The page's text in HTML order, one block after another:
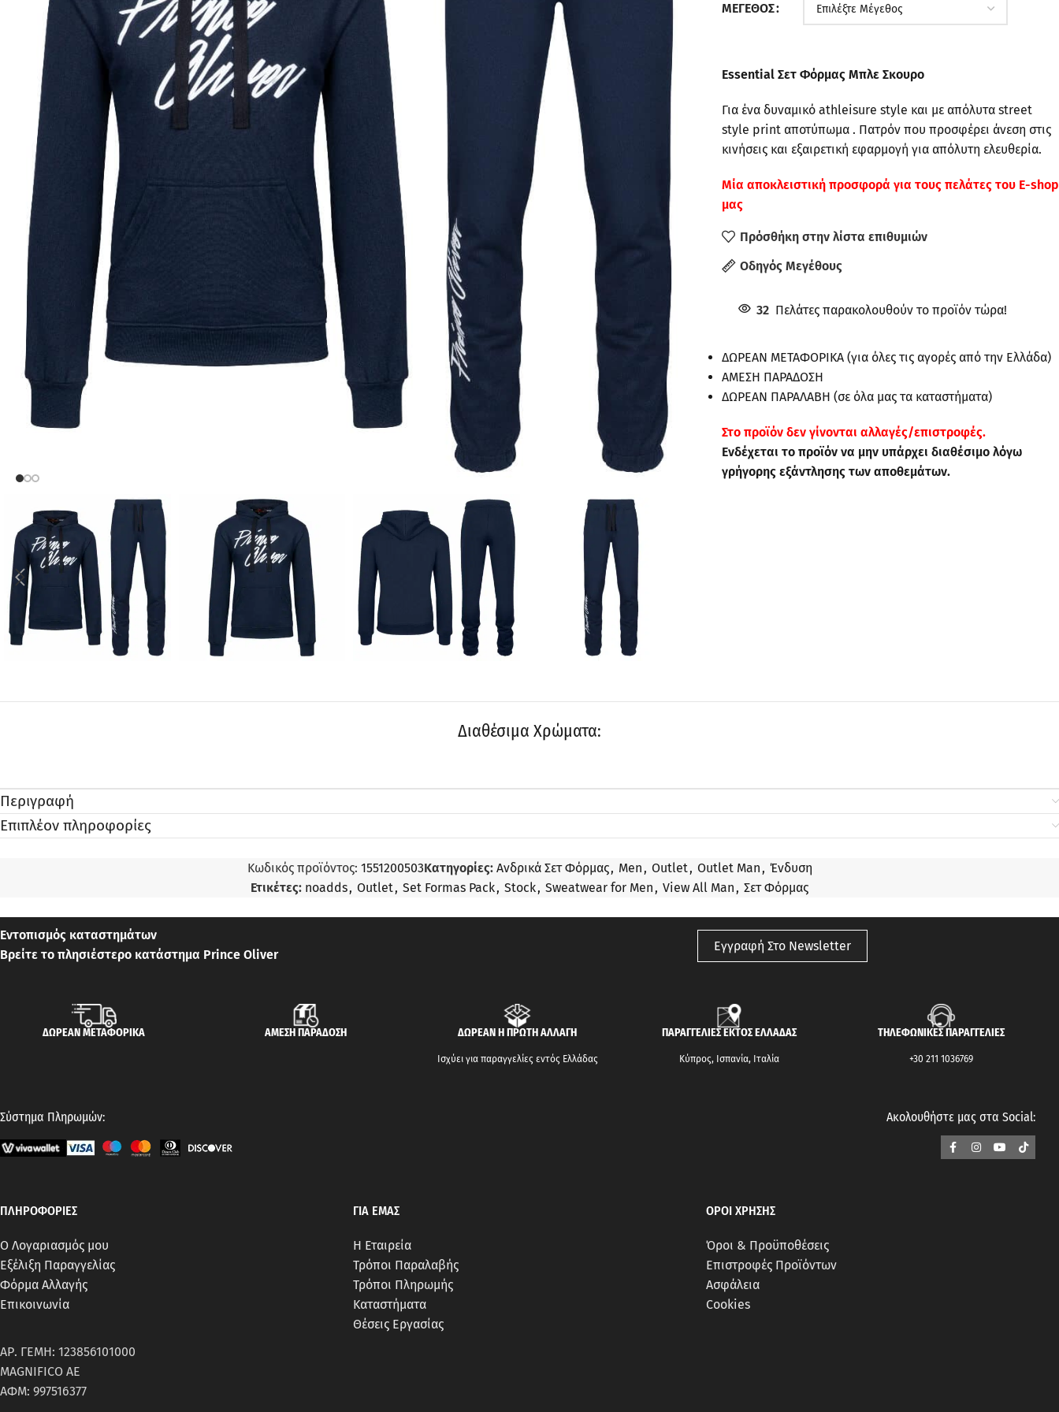
ΜΈΓΕΘΟΣ
Essential Σετ Φόρμας Μπλε Σκουρο
Για ένα δυναμικό athleisure style και με απόλυτα street
style print αποτύπωμα . Πατρόν που προσφέρει άνεση στις
κινήσεις και εξαιρετική εφαρμογή για απόλυτη ελευθερία.
Μία αποκλειστική προσφορά για τους πελάτες του E-shop
μας
Πρόσθήκη στην λίστα επιθυμιών
Οδηγός Μεγέθους
32 Πελάτες παρακολουθούν το προϊόν τώρα!
ΔΩΡΕΑΝ ΜΕΤΑΦΟΡΙΚΑ (για όλες τις αγορές από την Ελλάδα)
ΑΜΕΣΗ ΠΑΡΑΔΟΣΗ
ΔΩΡΕΑΝ ΠΑΡΑΛΑΒΗ (σε όλα μας τα καταστήματα)
Στo προϊόν δεν γίνονται αλλαγές/επιστροφές.
Ενδέχεται το προϊόν να μην υπάρχει διαθέσιμο λόγω
γρήγορης εξάντλησης των αποθεμάτων.
Διαθέσιμα Χρώματα:
Περιγραφή
Επιπλέον πληροφορίες
Κωδικός προϊόντος: 1551200503Κατηγορίες: Aνδρικά Σετ Φόρμας, Men , Outlet, Outlet Man , Ένδυση
Ετικέτες: noadds, Outlet, Set Formas Pack, Stock, Sweatwear for Men , View All Man , Σετ Φόρμας
Εντοπισμός καταστημάτων
Βρείτε το πλησιέστερο κατάστημα Prince Oliver
Εγγραφή Στο Newsletter
ΔΩΡΕΑΝ ΜΕΤΑΦΟΡΙΚΑ ΑΜΕΣΗ ΠΑΡΑΔΟΣΗ ΔΩΡΕΑΝ Η ΠΡΩΤΗ ΑΛΛΑΓΗ
Ισχύει για παραγγελίες εντός Ελλάδας
ΠΑΡΑΓΓΕΛΙΕΣ ΕΚΤΟΣ ΕΛΛΑΔΑΣ
Κύπρος, Ισπανία, Ιταλία
ΤΗΛΕΦΩΝΙΚΕΣ ΠΑΡΑΓΓΕΛΙΕΣ
+30 211 1036769
Σύστημα Πληρωμών: Ακολουθήστε μας στα Social:
ΠΛΗΡΟΦΟΡΙΕΣ
Ο Λογαριασμός μου
Εξέλιξη Παραγγελίας
Φόρμα Αλλαγής
Επικοινωνία
ΑΡ. ΓΕΜΗ: 123856101000
MAGNIFICO AE
ΑΦΜ: 997516377
ΓΙΑ ΕΜΑΣ
Η Εταιρεία
Τρόποι Παραλαβής
Τρόποι Πληρωμής
Καταστήματα
Θέσεις Εργασίας
ΟΡΟΙ ΧΡΗΣΗΣ
Όροι & Προϋποθέσεις
Επιστροφές Προϊόντων
Ασφάλεια
Cookies